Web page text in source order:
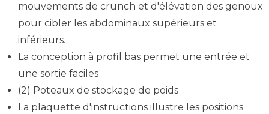
mouvements de crunch et d'élévation des genoux
pour cibler les abdominaux supérieurs et
inférieurs.
La conception à profil bas permet une entrée et
une sortie faciles
(2) Poteaux de stockage de poids
La plaquette d'instructions illustre les positions